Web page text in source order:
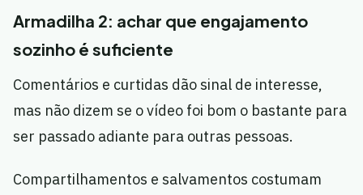
Armadilha 2: achar que engajamento
sozinho é suficiente
Comentários e curtidas dão sinal de interesse,
mas não dizem se o vídeo foi bom o bastante para
ser passado adiante para outras pessoas.
Compartilhamentos e salvamentos costumam